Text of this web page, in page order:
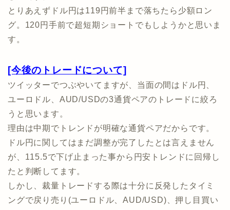
とりあえずドル円は119円前半まで落ちたら少額ロン
グ。120円手前で超短期ショートでもしようかと思いま
す。
[今後のトレードについて]
ツイッターでつぶやいてますが、当面の間はドル円、
ユーロドル、AUD/USDの3通貨ペアのトレードに絞ろ
うと思います。
理由は中期でトレンドが明確な通貨ペアだからです。
ドル円に関してはまだ調整が完了したとは言えません
が、115.5で下げ止まった事から円安トレンドに回帰し
たと判断してます。
しかし、裁量トレードする際は十分に反発したタイミ
ングで戻り売り(ユーロドル、AUD/USD)、押し目買い